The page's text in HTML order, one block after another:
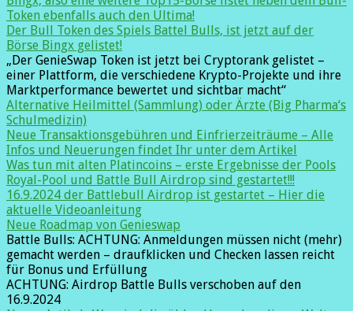
Token ebenfalls auch den Ultima!
Der Bull Token des Spiels Battel Bulls, ist jetzt auf der
Börse Bingx gelistet!
„Der GenieSwap Token ist jetzt bei Cryptorank gelistet –
einer Plattform, die verschiedene Krypto-Projekte und ihre
Marktperformance bewertet und sichtbar macht“
Alternative Heilmittel (Sammlung) oder Ärzte (Big Pharma‘s
Schulmedizin)
Neue Transaktionsgebühren und Einfrierzeiträume – Alle
Infos und Neuerungen findet Ihr unter dem Artikel
Was tun mit alten Platincoins – erste Ergebnisse der Pools
Royal-Pool und Battle Bull Airdrop sind gestartet!!!
16.9.2024 der Battlebull Airdrop ist gestartet – Hier die
aktuelle Videoanleitung
Neue Roadmap von Genieswap
Battle Bulls: ACHTUNG: Anmeldungen müssen nicht (mehr)
gemacht werden – draufklicken und Checken lassen reicht
für Bonus und Erfüllung
ACHTUNG: Airdrop Battle Bulls verschoben auf den
16.9.2024